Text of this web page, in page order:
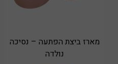
מארז ביצת הפתעה – נסיכה
נולדה